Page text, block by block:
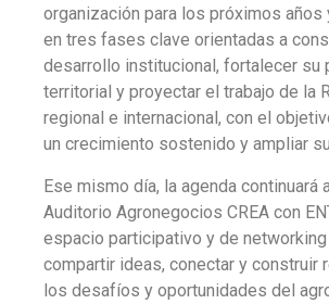
organización para los próximos años
en tres fases clave orientadas a
desarrollo institucional, fortalecer su
territorial y proyectar el trabajo de la
regional e internacional, con el
un crecimiento sostenido y ampliar
Ese mismo día, la agenda continuará
Auditorio Agronegocios CREA con
espacio participativo y de
compartir ideas, conectar y construir
los desafíos y oportunidades del